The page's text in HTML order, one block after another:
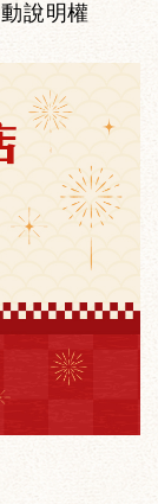
說明權